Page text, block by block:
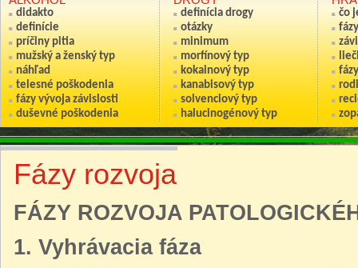
didakto
definície
príčiny pitia
mužský a ženský typ
náhľad
telesné poškodenia
fázy vývoja závislosti
duševné poškodenia
definícia drogy
otázky
minimum
morfínový typ
kokainový typ
kanabisový typ
solvenciový typ
halucinogénový typ
čo
Fázy rozvoja
FÁZY ROZVOJA
1. Vyhrávacia fáza